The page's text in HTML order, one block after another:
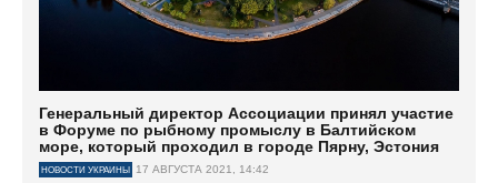
Генеральный директор Ассоциации принял участие
в Форуме по рыбному промыслу в Балтийском
море, который проходил в городе Пярну, Эстония
НОВОСТИ УКРАИНЫ 17 АВГУСТА 2021, 14:42